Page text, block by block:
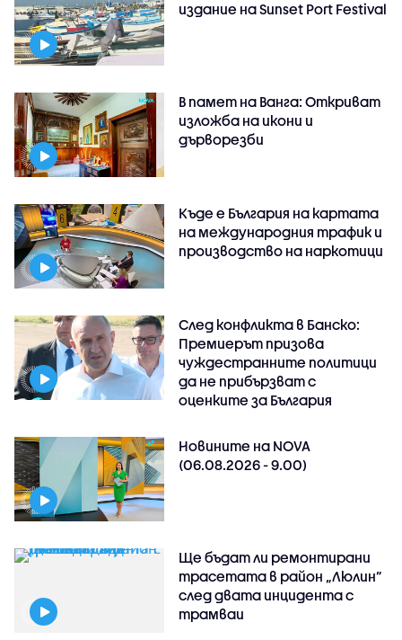
издание на Sunset Port Festival
В памет на Ванга: Откриват
изложба на икони и
дърворезби
Къде е България на картата
на международния трафик и
производство на наркотици
След конфликта в Банско:
Премиерът призова
чуждестранните политици
да не прибързват с
оценките за България
Новините на NOVA
(06.08.2026 - 9.00)
Ще бъдат ли ремонтирани
трасетата в район „Люлин”
след двата инцидента с
трамваи